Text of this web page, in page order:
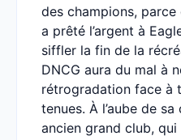
des champions,
a prêté l’argent à
siffler la fin de la
DNCG aura du mal à
rétrogradation face à
tenues. À l’aube de sa
ancien grand club, qui